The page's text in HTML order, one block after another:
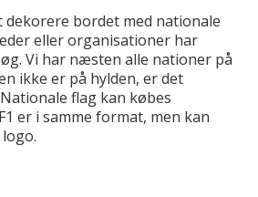
dekorere bordet med nationale
eller organisationer har
Vi har næsten alle nationer på
ikke er på hylden, er det
flag kan købes
er i samme format, men kan